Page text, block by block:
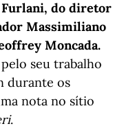
Furlani, do diretor
Massimiliano
Moncada.
seu trabalho
durante os
nota no sítio
.